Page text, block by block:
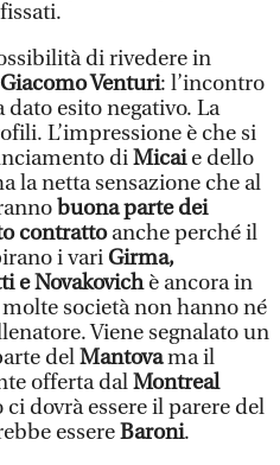
di rivedere in
Giacomo Venturi: l’incontro
esito negativo. La
L’impressione è che si
diMicaie dello
la netta sensazione che al
buona parte dei
contrattoanche perché il
i variGirma,
e Novakovichè ancora in
società non hanno né
Viene segnalato un
delMantovama il
offerta dalMontreal
dovrà essere il parere del
essereBaroni.